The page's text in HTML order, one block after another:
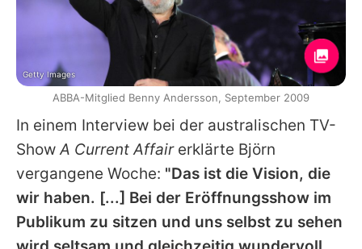
In einem Interview bei der australischen TV-
ShowA Current Affairerklärte Björn
vergangene Woche: "Das ist die Vision, die
wir haben. [...] Bei der Eröffnungsshow im
Publikum zu sitzen und uns selbst zu sehen
Getty Images
ABBA-Mitglied Benny Andersson, September 2009